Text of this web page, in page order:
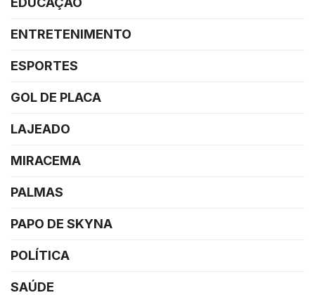
ENTRETENIMENTO
ESPORTES
GOL DE PLACA
LAJEADO
MIRACEMA
PALMAS
PAPO DE SKYNA
POLÍTICA
SAÚDE